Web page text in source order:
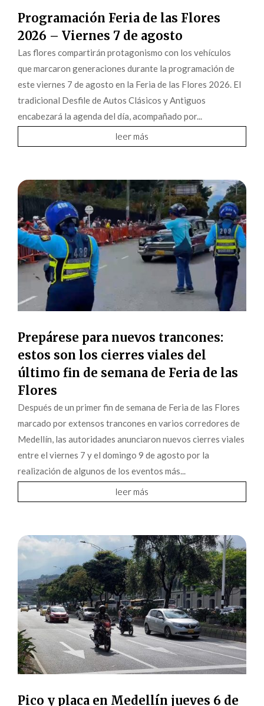
Programación Feria de las Flores
2026 – Viernes 7 de agosto
Las flores compartirán protagonismo con los vehículos
que marcaron generaciones durante la programación de
este viernes 7 de agosto en la Feria de las Flores 2026. El
tradicional Desfile de Autos Clásicos y Antiguos
encabezará la agenda del día, acompañado por...
leer más
Prepárese para nuevos trancones:
estos son los cierres viales del
último fin de semana de Feria de las
Flores
Después de un primer fin de semana de Feria de las Flores
marcado por extensos trancones en varios corredores de
Medellín, las autoridades anunciaron nuevos cierres viales
entre el viernes 7 y el domingo 9 de agosto por la
realización de algunos de los eventos más...
leer más
Pico y placa en Medellín jueves 6 de